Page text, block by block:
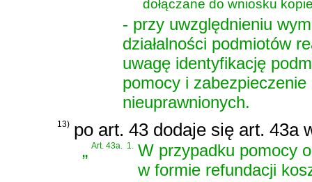
dołączane do wniosku
- przy uwzględnieniu
działalności podmiotów
uwagę identyfikację
pomocy i
nieuprawnionych.
13) po art. 43 dodaje się art. 43a
„Art. 43a. 1.
W przypadku pomocy
w formie refundacji